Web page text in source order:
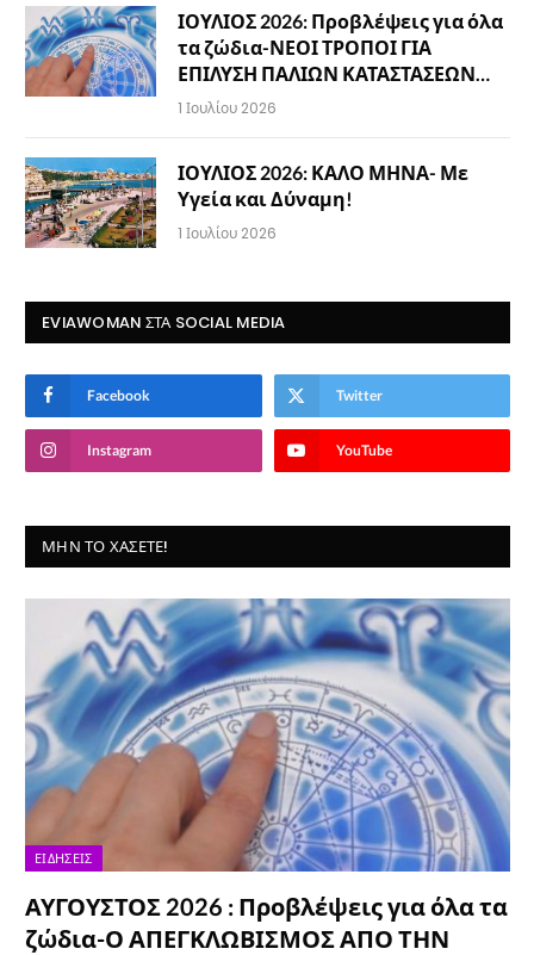
ΙΟΥΛΙΟΣ 2026: Προβλέψεις για όλα
τα ζώδια-ΝΕΟΙ ΤΡΟΠΟΙ ΓΙΑ
ΕΠΙΛΥΣΗ ΠΑΛΙΩΝ ΚΑΤΑΣΤΑΣΕΩΝ…
1 Ιουλίου 2026
ΙΟΥΛΙΟΣ 2026: ΚΑΛΟ ΜΗΝΑ- Με
Υγεία και Δύναμη!
1 Ιουλίου 2026
EVIAWOMAN ΣΤΑ SOCIAL MEDIA
Facebook Twitter
Instagram YouTube
ΜΗΝ ΤΟ ΧΆΣΕΤΕ!
ΕΙΔΉΣΕΙΣ
ΑΥΓΟΥΣΤΟΣ 2026 : Προβλέψεις για όλα τα
ζώδια-Ο ΑΠΕΓΚΛΩΒΙΣΜΟΣ ΑΠΟ ΤΗΝ